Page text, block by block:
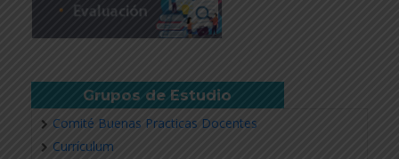
Grupos de Estudio
Comité Buenas Practicas Docentes
Currículum